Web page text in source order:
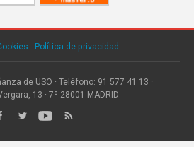
Política de privacidad
de USO · Teléfono: 91 577 41 13 ·
13 · 7º 28001 MADRID